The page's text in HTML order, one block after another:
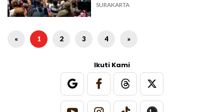
SURAKARTA
« 1 2 3 4 »
Ikuti Kami